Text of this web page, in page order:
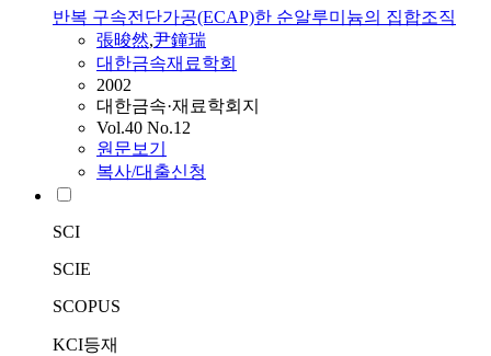
반복 구속전단가공(ECAP)한 순알루미늄의 집합조직
張晙然,尹鐘瑞
대한금속재료학회
2002
대한금속·재료학회지
Vol.40 No.12
원문보기
복사/대출신청
SCI
SCIE
SCOPUS
KCI등재